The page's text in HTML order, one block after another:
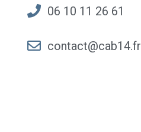
06 10 11 26 61
contact@cab14.fr